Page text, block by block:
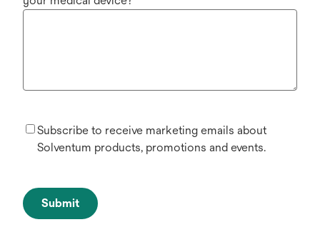
Subscribe to receive marketing emails about
Solventum products, promotions and events.
Submit